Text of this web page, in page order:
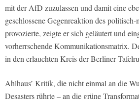
mit der AfD zuzulassen und damit eine
geschlossene Gegenreaktion des
provozierte, zeigte er sich geläutert und
vorherrschende Kommunikationsmatrix.
in den erlauchten Kreis der Berliner
Ahlhaus’ Kritik, die nicht einmal an die
Desasters rührte – an die grüne